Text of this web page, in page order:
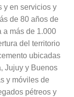
y en servicios y
de 80 años de
a más de 1.000
del territorio
ubicadas
Jujuy y Buenos
y móviles de
pétreos y